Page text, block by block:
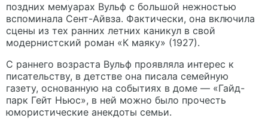
поздних мемуарах Вульф с большой нежностью
вспоминала Сент-Айвза. Фактически, она включила
сцены из тех ранних летних каникул в свой
модернистский роман «К маяку» (1927).
С раннего возраста Вульф проявляла интерес к
писательству, в детстве она писала семейную
газету, основанную на событиях в доме — «Гайд-
парк Гейт Ньюс», в ней можно было прочесть
юмористические анекдоты семьи.